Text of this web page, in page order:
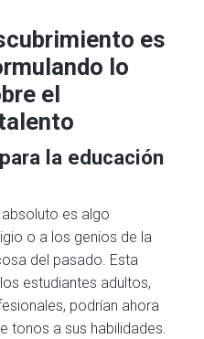
es
lo
el
la educación
es algo
o a los genios de la
del pasado. Esta
estudiantes adultos,
podrían ahora
tonos a sus habilidades.